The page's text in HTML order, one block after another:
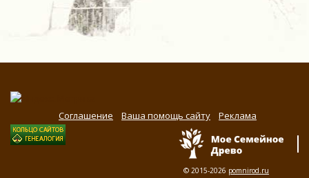
Соглашение Ваша помощь сайту Реклама
© 2015-2026 pomnirod.ru